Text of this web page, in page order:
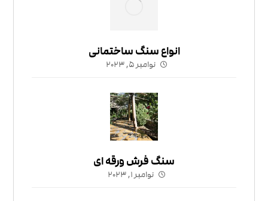
انواع سنگ ساختمانی
نوامبر ۵, ۲۰۲۳
سنگ فرش ورقه ای
نوامبر ۱, ۲۰۲۳